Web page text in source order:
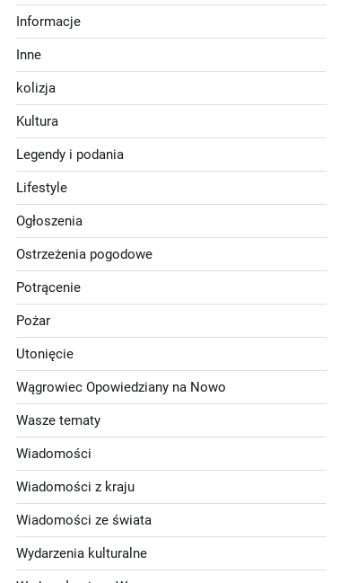
Informacje
Inne
kolizja
Kultura
Legendy i podania
Lifestyle
Ogłoszenia
Ostrzeżenia pogodowe
Potrącenie
Pożar
Utonięcie
Wągrowiec Opowiedziany na Nowo
Wasze tematy
Wiadomości
Wiadomości z kraju
Wiadomości ze świata
Wydarzenia kulturalne